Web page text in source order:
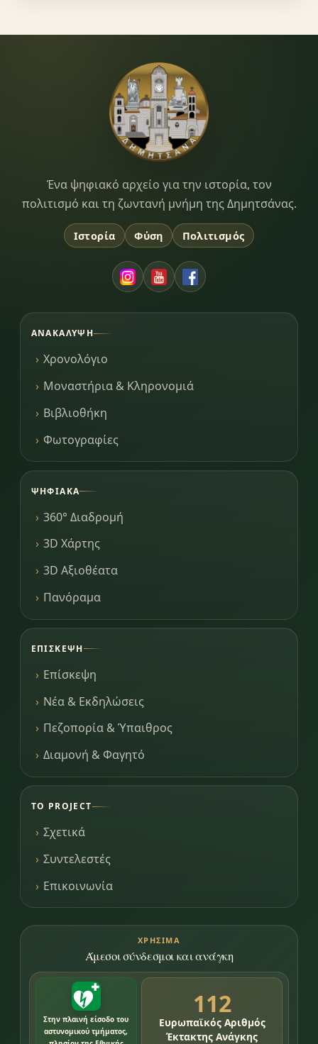
Dimitsana.gr
Ένα ψηφιακό αρχείο για την ιστορία, τον
πολιτισμό και τη ζωντανή μνήμη της Δημητσάνας.
Ιστορία Φύση Πολιτισμός
ΑΝΑΚΆΛΥΨΗ
Χρονολόγιο
Μοναστήρια & Κληρονομιά
Βιβλιοθήκη
Φωτογραφίες
ΨΗΦΙΑΚΆ
360° Διαδρομή
3D Χάρτης
3D Αξιοθέατα
Πανόραμα
ΕΠΊΣΚΕΨΗ
Επίσκεψη
Νέα & Εκδηλώσεις
Πεζοπορία & Ύπαιθρος
Διαμονή & Φαγητό
ΤΟ PROJECT
Σχετικά
Συντελεστές
Επικοινωνία
ΧΡΉΣΙΜΑ
Άμεσοι σύνδεσμοι και ανάγκη
Στην πλαινή είσοδο του
αστυνομικού τμήματος,
112
Ευρωπαϊκός Αριθμός
Έκτακτης Ανάγκης